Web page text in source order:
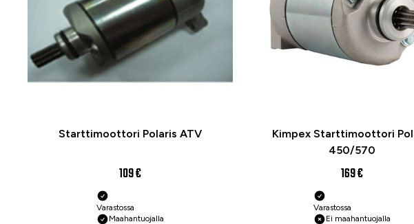
Starttimoottori Polaris ATV
109 €
Varastossa
Maahantuojalla
Kimpex Starttimoottori
450/570
169 €
Varastossa
Ei maahantuojalla